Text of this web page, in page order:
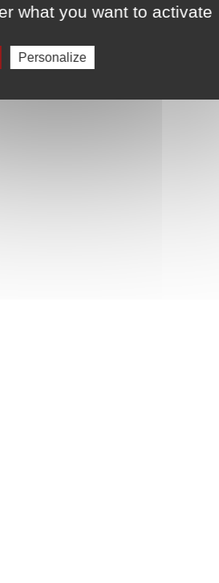
what you want to activate
Personalize